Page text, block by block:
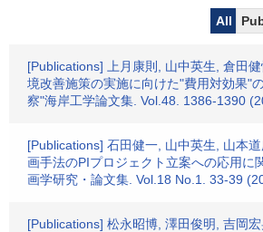
All
[Publications] 上月康則, 山中英生, 倉田
境改善施策の実施に向けた"費用対効果"
察"海岸工学論文集. Vol.48. 1386-1390
[Publications] 石田健一, 山中英生, 山本
画手法のPIプロジェクト立案への応用に
画学研究・論文集. Vol.18 No.1. 33-39
[Publications] 松永昭博, 澤田俊明, 吉岡